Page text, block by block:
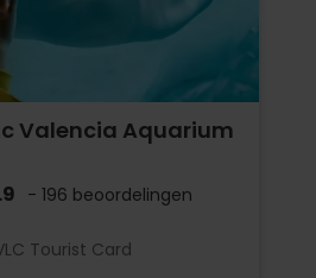
Valencia Aquarium
- 196 beoordelingen
Tourist Card